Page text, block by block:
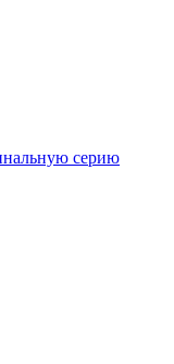
серию